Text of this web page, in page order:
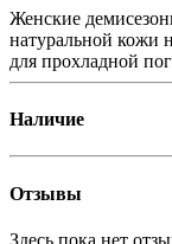
Женские
натуральной кожи
для прохладной
Наличие
Отзывы
Здесь пока нет